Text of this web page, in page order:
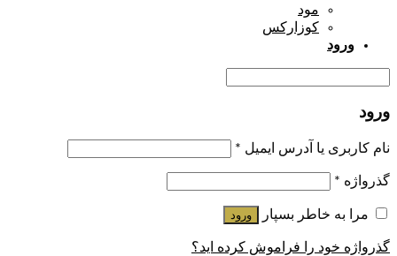
مود
کوزارکس
ورود
ورود
نام کاربری یا آدرس ایمیل *
گذرواژه *
مرا به خاطر بسپار ورود
گذرواژه خود را فراموش کرده اید؟